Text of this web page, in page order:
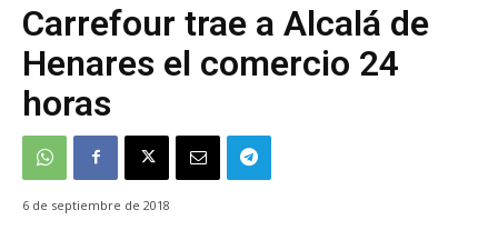
Carrefour trae a Alcalá de
Henares el comercio 24
horas
6 de septiembre de 2018